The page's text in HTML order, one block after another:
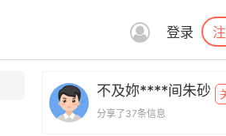
登录
不及妳****间朱砂
分享了37条信息